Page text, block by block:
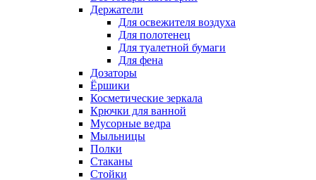
Держатели
Для освежителя воздуха
Для полотенец
Для туалетной бумаги
Для фена
Дозаторы
Ёршики
Косметические зеркала
Крючки для ванной
Мусорные ведра
Мыльницы
Полки
Стаканы
Стойки